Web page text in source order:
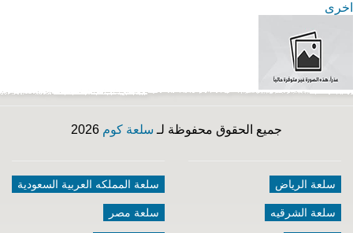
اخرى
جميع الحقوق محفوظة لـ سلعة كوم
سلعة الرياض
سلعة الشرقيه
سلعة المملكه العربية السعودية
سلعة مصر